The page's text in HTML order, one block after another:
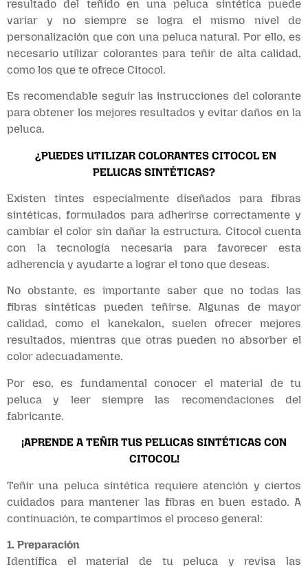
resultado del teñido en una peluca sintética puede
variar y no siempre se logra el mismo nivel de
personalización que con una peluca natural. Por ello, es
necesario utilizar colorantes para teñir de alta calidad,
como los que te ofrece Citocol.
Es recomendable seguir las instrucciones del colorante
para obtener los mejores resultados y evitar daños en la
peluca.
¿PUEDES UTILIZAR COLORANTES CITOCOL EN
PELUCAS SINTÉTICAS?
Existen tintes especialmente diseñados para fibras
sintéticas, formulados para adherirse correctamente y
cambiar el color sin dañar la estructura. Citocol cuenta
con la tecnología necesaria para favorecer esta
adherencia y ayudarte a lograr el tono que deseas.
No obstante, es importante saber que no todas las
fibras sintéticas pueden teñirse. Algunas de mayor
calidad, como el kanekalon, suelen ofrecer mejores
resultados, mientras que otras pueden no absorber el
color adecuadamente.
Por eso, es fundamental conocer el material de tu
peluca y leer siempre las recomendaciones del
fabricante.
¡APRENDE A TEÑIR TUS PELUCAS SINTÉTICAS CON
CITOCOL!
Teñir una peluca sintética requiere atención y ciertos
cuidados para mantener las fibras en buen estado. A
continuación, te compartimos el proceso general:
1. Preparación
Identifica el material de tu peluca y revisa las